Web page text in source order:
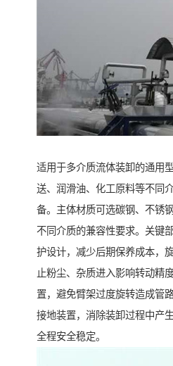
适用于多介质流体装卸的通用
送、润滑油、化工原料等不同
备。主体材质可选碳钢、不锈
不同介质的兼容性要求。关键
护设计，减少后期保养成本，
止粉尘、杂质进入影响转动精
置，避免臂架过度旋转造成管
接地装置，消除装卸过程中产
全程安全稳定。